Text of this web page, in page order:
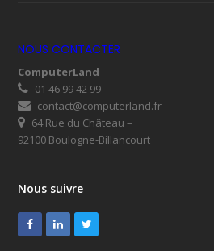
NOUS CONTACTER
ComputerLand
01 46 99 42 99
contact@computerland.fr
64 Rue du Château –
92100 Boulogne-Billancourt
Nous suivre
Facebook
LinkedInTwitter